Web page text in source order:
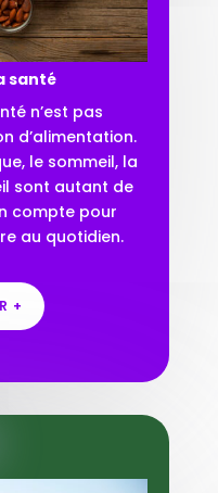
santé
n’est pas
d’alimentation.
le sommeil, la
sont autant de
compte pour
au quotidien.
+